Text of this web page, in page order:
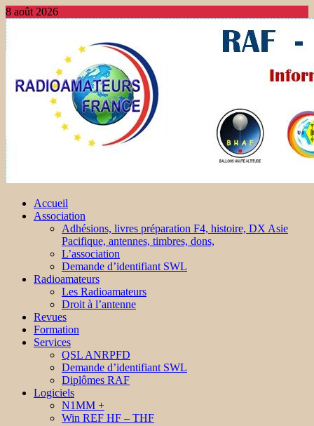
8 août 2026
Accueil
Association
Adhésions, livres préparation F4, histoire, DX Asie
Pacifique, antennes, timbres, dons,
L’association
Demande d’identifiant SWL
Radioamateurs
Les Radioamateurs
Droit à l’antenne
Revues
Formation
Services
QSL ANRPFD
Demande d’identifiant SWL
Diplômes RAF
Logiciels
N1MM +
Win REF HF – THF